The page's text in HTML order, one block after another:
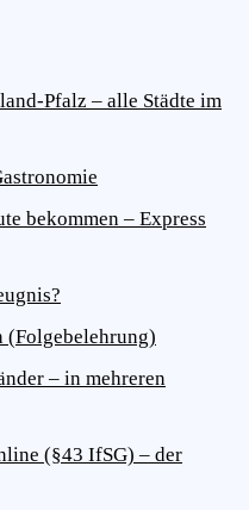
Pfalz – alle Städte im
bekommen – Express
(Folgebelehrung)
– in mehreren
(§43 IfSG) – der